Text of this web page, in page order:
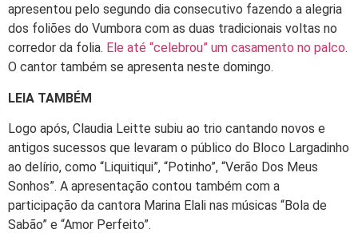
apresentou pelo segundo dia consecutivo fazendo a alegria
dos foliões do Vumbora com as duas tradicionais voltas no
corredor da folia. Ele até “celebrou” um casamento no palco.
O cantor também se apresenta neste domingo.
LEIA TAMBÉM
Logo após, Claudia Leitte subiu ao trio cantando novos e
antigos sucessos que levaram o público do Bloco Largadinho
ao delírio, como “Liquitiqui”, “Potinho”, “Verão Dos Meus
Sonhos”. A apresentação contou também com a
participação da cantora Marina Elali nas músicas “Bola de
Sabão” e “Amor Perfeito”.